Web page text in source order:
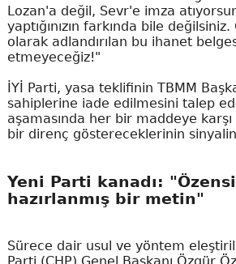
Lozan'a değil, Sevr'e imza
yaptığınızın farkında bile
olarak adlandırılan bu ihanet
etmeyeceğiz!"
İYİ Parti, yasa teklifinin TBMM
sahiplerine iade edilmesini talep
aşamasında her bir maddeye
bir direnç göstereceklerinin
Yeni Parti kanadı:
hazırlanmış bir metin"
Sürece dair usul ve yöntem